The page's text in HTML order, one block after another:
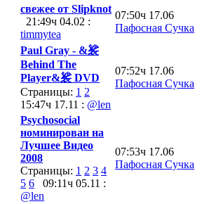
свежее от Slipknot
21:49ч 04.02 :
timmytea
07:50ч 17.06
Пафосная Сучка
Paul Gray - &裟
Behind The
Player&裟 DVD
Страницы: 1 2
15:47ч 17.11 : @len
07:52ч 17.06
Пафосная Сучка
Psychosocial
номинирован на
Лучшее Видео
2008
Страницы: 1 2 3 4
5 6 09:11ч 05.11 :
@len
07:53ч 17.06
Пафосная Сучка